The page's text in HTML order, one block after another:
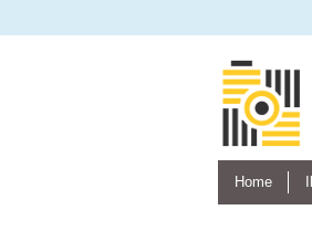
Home